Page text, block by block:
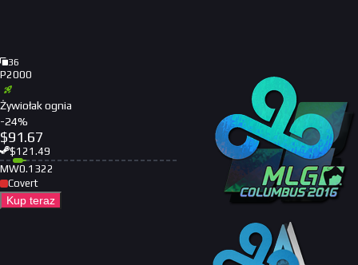
36
P2000
Żywiołak ognia
-24%
$91.67
$121.49
MW0.1322
Covert
Kup teraz